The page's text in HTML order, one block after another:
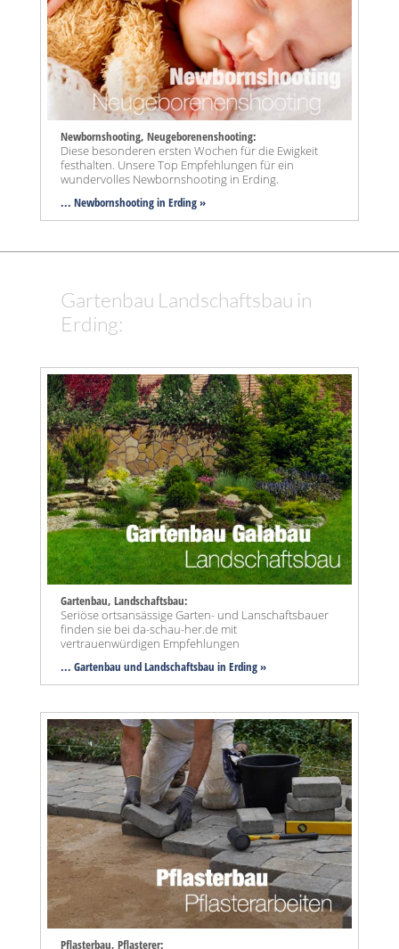
Newbornshooting, Neugeborenenshooting:
Diese besonderen ersten Wochen für die Ewigkeit
festhalten. Unsere Top Empfehlungen für ein
wundervolles Newbornshooting in Erding.
... Newbornshooting in Erding »
Gartenbau Landschaftsbau in
Erding:
Gartenbau, Landschaftsbau:
Seriöse ortsansässige Garten- und Lanschaftsbauer
finden sie bei da-schau-her.de mit
vertrauenwürdigen Empfehlungen
... Gartenbau und Landschaftsbau in Erding »
Pflasterbau, Pflasterer: